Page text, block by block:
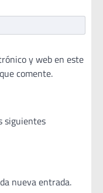
y web en este
comente.
siguientes
nueva entrada.